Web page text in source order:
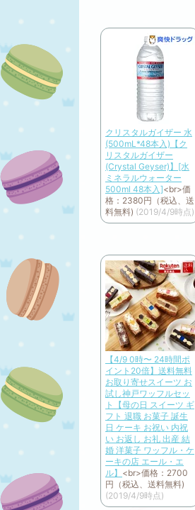
クリスタルガイザー 水
(500mL*48本入)【ク
リスタルガイザー
(Crystal Geyser)】[水
ミネラルウォーター
500ml 48本入]<br>価
格：2380円（税込、送
料無料) (2019/4/9時点)
【4/9 0時〜 24時間ポ
イント20倍】送料無料
お取り寄せスイーツ お
試し神戸ワッフルセッ
ト【母の日 スイーツ ギ
フト 退職 お菓子 誕生
日 ケーキ お祝い 内祝
い お返し お礼 出産 結
婚 洋菓子 ワッフル・ケ
ーキの店 エール・エ
ル】 <br>価格：2700
円（税込、送料無料)
(2019/4/9時点)